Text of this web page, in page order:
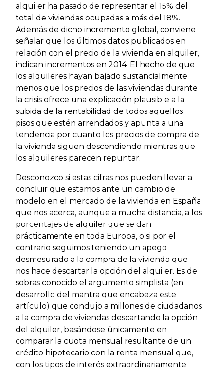
alquiler ha pasado de representar el 15% del
total de viviendas ocupadas a más del 18%.
Además de dicho incremento global, conviene
señalar que los últimos datos publicados en
relación con el precio de la vivienda en alquiler,
indican incrementos en 2014. El hecho de que
los alquileres hayan bajado sustancialmente
menos que los precios de las viviendas durante
la crisis ofrece una explicación plausible a la
subida de la rentabilidad de todos aquellos
pisos que estén arrendados y apunta a una
tendencia por cuanto los precios de compra de
la vivienda siguen descendiendo mientras que
los alquileres parecen repuntar.
Desconozco si estas cifras nos pueden llevar a
concluir que estamos ante un cambio de
modelo en el mercado de la vivienda en España
que nos acerca, aunque a mucha distancia, a los
porcentajes de alquiler que se dan
prácticamente en toda Europa, o si por el
contrario seguimos teniendo un apego
desmesurado a la compra de la vivienda que
nos hace descartar la opción del alquiler. Es de
sobras conocido el argumento simplista (en
desarrollo del mantra que encabeza este
artículo) que condujo a millones de ciudadanos
a la compra de viviendas descartando la opción
del alquiler, basándose únicamente en
comparar la cuota mensual resultante de un
crédito hipotecario con la renta mensual que,
con los tipos de interés extraordinariamente